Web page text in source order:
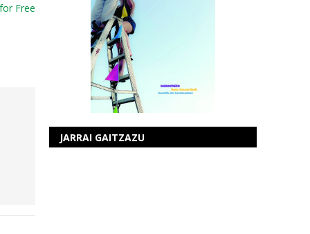
Free
JARRAI GAITZAZU